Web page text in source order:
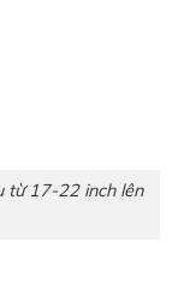
từ 17-22 inch lên